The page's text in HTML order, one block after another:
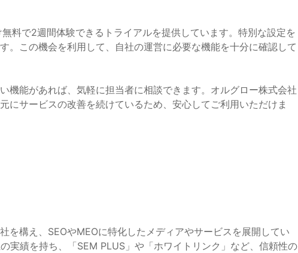
料で2週間体験できるトライアルを提供しています。特別な設定を
。この機会を利用して、自社の運営に必要な機能を十分に確認して
機能があれば、気軽に担当者に相談できます。オルグロー株式会社
にサービスの改善を続けているため、安心してご利用いただけま
を構え、SEOやMEOに特化したメディアやサービスを展開してい
実績を持ち、「SEM PLUS」や「ホワイトリンク」など、信頼性の